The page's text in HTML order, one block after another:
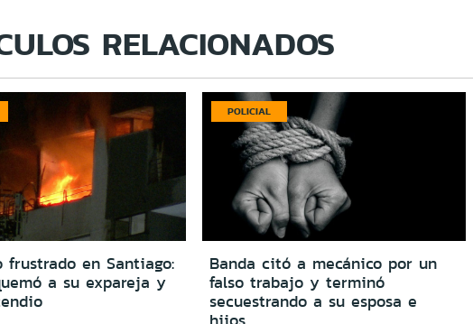
RELACIONADOS
frustrado en Santiago:
a su expareja y
POLICIAL
Banda citó a mecánico por un
falso trabajo y terminó
secuestrando a su esposa e